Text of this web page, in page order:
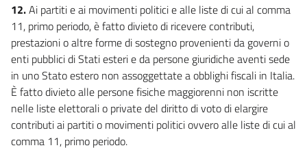
12.Ai partiti e ai movimenti politici e alle liste di cui al comma
11, primo periodo, è fatto divieto di ricevere contributi,
prestazioni o altre forme di sostegno provenienti da governi o
enti pubblici di Stati esteri e da persone giuridiche aventi sede
in uno Stato estero non assoggettate a obblighi fiscali in Italia.
È fatto divieto alle persone fisiche maggiorenni non iscritte
nelle liste elettorali o private del diritto di voto di elargire
contributi ai partiti o movimenti politici ovvero alle liste di cui al
comma 11, primo periodo.